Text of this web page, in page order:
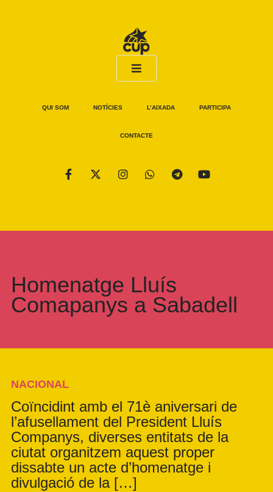
QUI SOM NOTÍCIES L’AIXADA PARTICIPA
CONTACTE
Homenatge Lluís
Comapanys a Sabadell
NACIONAL
Coïncidint amb el 71è aniversari de
l’afusellament del President Lluís
Companys, diverses entitats de la
ciutat organitzem aquest proper
dissabte un acte d’homenatge i
divulgació de la […]